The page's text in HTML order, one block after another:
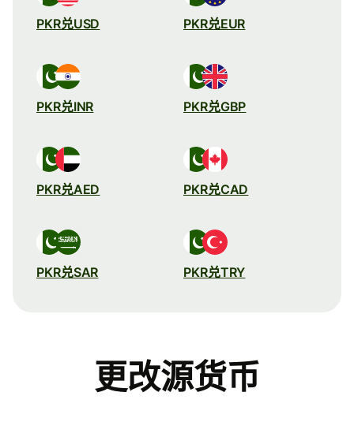
PKR兑USD PKR兑EUR
PKR兑INR PKR兑GBP
PKR兑AED PKR兑CAD
PKR兑SAR PKR兑TRY
更改源货币